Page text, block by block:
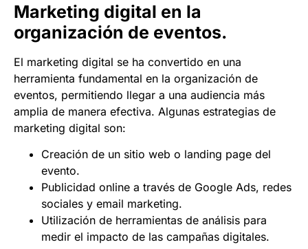
Marketing digital en la
organización de eventos.
El marketing digital se ha convertido en una
herramienta fundamental en la organización de
eventos, permitiendo llegar a una audiencia más
amplia de manera efectiva. Algunas estrategias de
marketing digital son:
Creación de un sitio web o landing page del
evento.
Publicidad online a través de Google Ads, redes
sociales y email marketing.
Utilización de herramientas de análisis para
medir el impacto de las campañas digitales.